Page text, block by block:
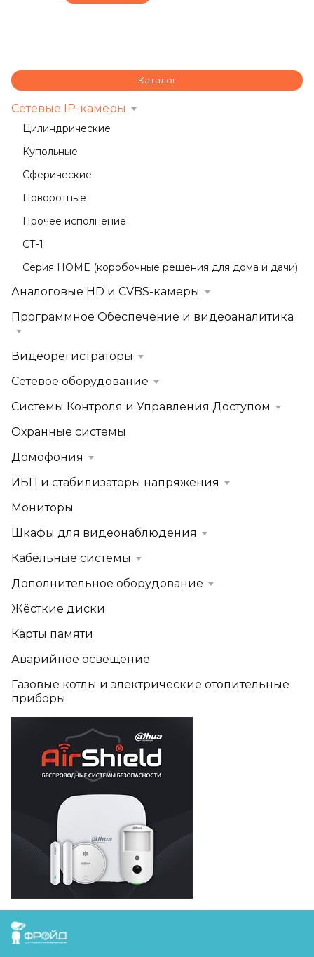
Каталог
Сетевые IP-камеры
Цилиндрические
Купольные
Сферические
Поворотные
Прочее исполнение
СТ-1
Серия HOME (коробочные решения для дома и дачи)
Аналоговые HD и CVBS-камеры
Программное Обеспечение и видеоаналитика
Видеорегистраторы
Сетевое оборудование
Системы Контроля и Управления Доступом
Охранные системы
Домофония
ИБП и стабилизаторы напряжения
Мониторы
Шкафы для видеонаблюдения
Кабельные системы
Дополнительное оборудование
Жёсткие диски
Карты памяти
Аварийное освещение
Газовые котлы и электрические отопительные
приборы
FreudGroup